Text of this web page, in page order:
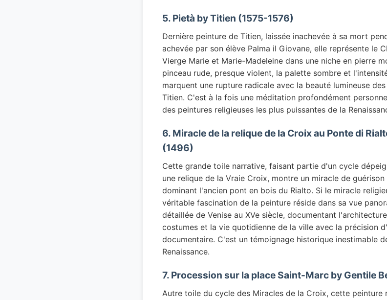
5. Pietà by Titien (1575-1576)
Dernière peinture de Titien, laissée inachevée à sa mort
achevée par son élève Palma il Giovane, elle représente le
Vierge Marie et Marie-Madeleine dans une niche en pierre
pinceau rude, presque violent, la palette sombre et
marquent une rupture radicale avec la beauté lumineuse
Titien. C'est à la fois une méditation profondément
des peintures religieuses les plus puissantes de la
6. Miracle de la relique de la Croix au Ponte di
(1496)
Cette grande toile narrative, faisant partie d'un cycle
une relique de la Vraie Croix, montre un miracle de
dominant l'ancien pont en bois du Rialto. Si le miracle
véritable fascination de la peinture réside dans sa vue
détaillée de Venise au XVe siècle, documentant
costumes et la vie quotidienne de la ville avec la précision
documentaire. C'est un témoignage historique inestimable
Renaissance.
7. Procession sur la place Saint-Marc by Gentile
Autre toile du cycle des Miracles de la Croix, cette peinture